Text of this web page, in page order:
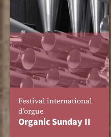
Festival international
d’orgue
Organic Sunday II